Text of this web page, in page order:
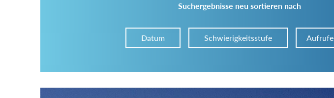
Suchergebnisse neu sortieren nach
Datum Schwierigkeitsstufe Aufrufe